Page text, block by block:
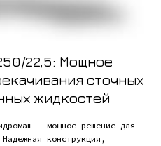
22,5: Мощное
сточных
жидкостей
– мощное решение для
конструкция,